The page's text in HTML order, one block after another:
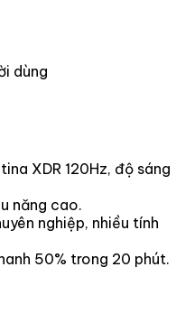
dùng
XDR 120Hz, độ sáng
năng cao.
nghiệp, nhiều tính
50% trong 20 phút.